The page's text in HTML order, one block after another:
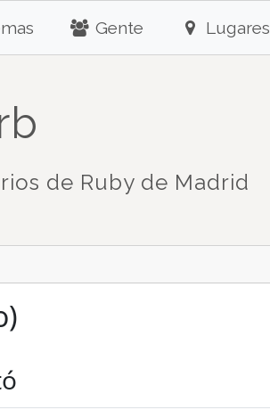
Gente Lugares
de Ruby de Madrid